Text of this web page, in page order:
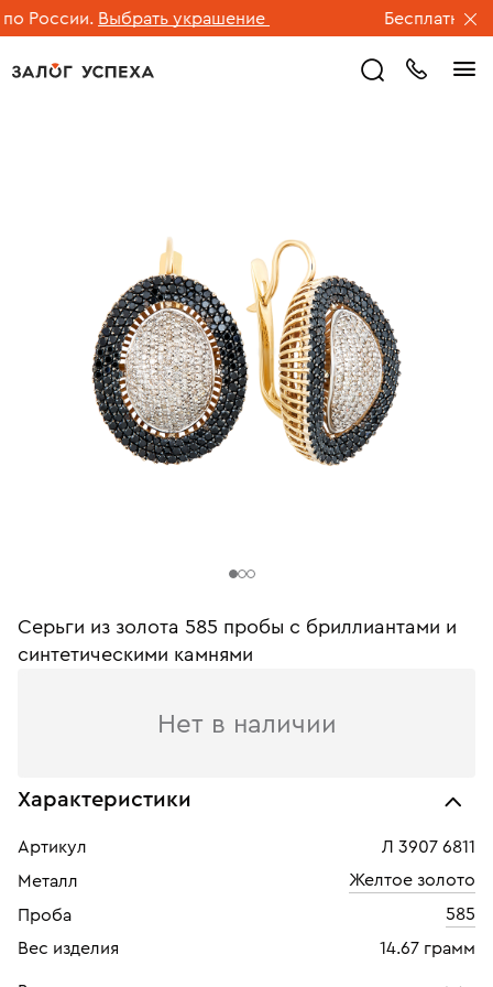
России. Выбрать украшение Бесплатная
Серьги из золота 585 пробы c бриллиантами и
синтетическими камнями
Нет в наличии
Характеристики
Артикул
Л 3907 6811
Металл
Желтое золото
Проба
585
Вес изделия
14.67 грамм